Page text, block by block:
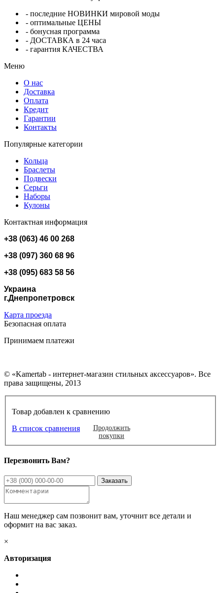
- последние НОВИНКИ мировой моды
- оптимальные ЦЕНЫ
- бонусная программа
- ДОСТАВКА в 24 часа
- гарантия КАЧЕСТВА
Меню
О нас
Доставка
Оплата
Кредит
Гарантии
Контакты
Популярные категории
Кольца
Браслеты
Подвески
Серьги
Наборы
Кулоны
Контактная информация
+38 (063) 46 00 268
+38 (097) 360 68 96
+38 (095) 683 58 56
Украина
г.Днепропетровск
Карта проезда
Безопасная оплата
Принимаем платежи
© «Kamertab - интернет-магазин стильных аксессуаров». Все
права защищены, 2013
Товар добавлен к сравнению
В список сравнения
Продолжить
покупки
Перезвонить Вам?
Наш менеджер сам позвонит вам, уточнит все детали и
оформит на вас заказ.
×
Авторизация